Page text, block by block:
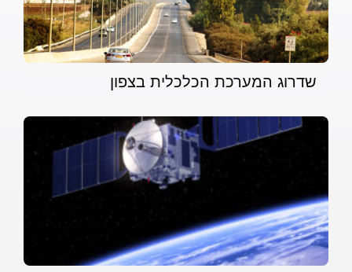
שדרוג המערכת הכלכלית בצפון